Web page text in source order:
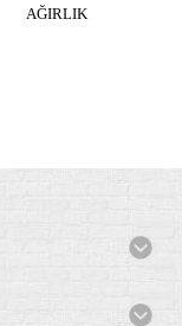
AĞIRLIK